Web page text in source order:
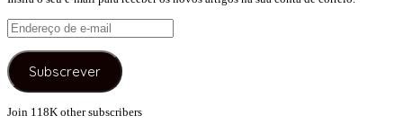
Endereço
de
e-
mail
Subscrever
Join 118K other subscribers